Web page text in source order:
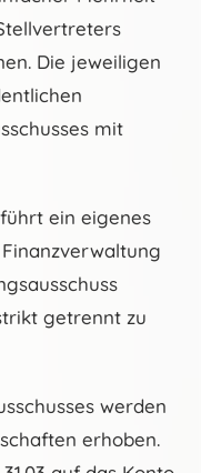
Die jeweiligen
mit
ein eigenes
getrennt zu
werden
erhoben.